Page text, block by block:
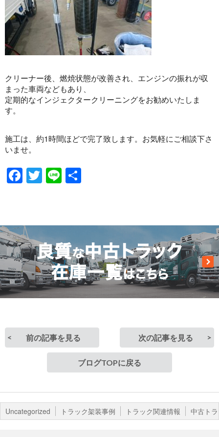
クリーナー後、燃焼状態が改善され、エンジンの振れが収
まった車両などもあり、
定期的なインジェクタークリーニングをお勧めいたしま
す。
施工は、約1時間ほどで完了致します。お気軽にご相談下さ
いませ。
Facebook
Twitter
Line
前の記事を見る 次の記事を見る
ブログTOPに戻る
Uncategorized トラック架装事例 トラック関連情報 中古ト